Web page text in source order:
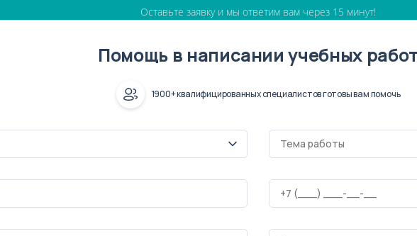
Оставьте заявку и мы ответим вам через 15 минут!
Помощь в написании учебных
1900+ квалифицированных специалистов готовы вам помочь